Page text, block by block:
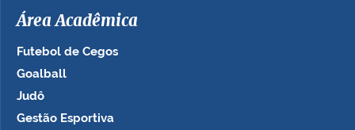
Área Acadêmica
Futebol de Cegos
Goalball
Judô
Gestão Esportiva